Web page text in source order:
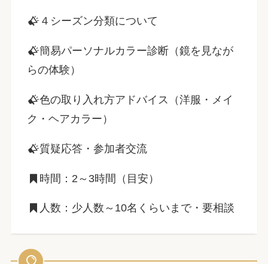
４シーズン分類について
簡易パーソナルカラー診断（鏡を見なが
らの体験）
色の取り入れ方アドバイス（洋服・メイ
ク・ヘアカラー）
質疑応答・参加者交流
時間：2～3時間（目安）
人数：少人数～10名くらいまで・要相談